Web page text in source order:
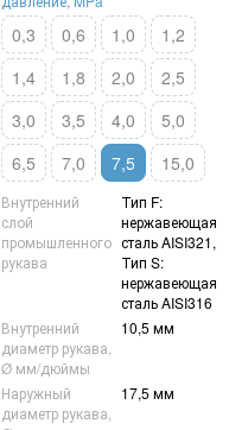
0,3 0,6 1,0
1,2
1,4
1,8 2,0
2,5
3,0
3,5 4,0
5,0
6,5
7,0 7,5 15,0
Внутренний
слой
промышленного
рукава
Тип F:
нержавеющая
сталь AISI321,
Тип S:
нержавеющая
сталь AISI316
Внутренний
диаметр рукава,
Ø мм/дюймы
10,5 мм
Наружный
диаметр рукава,
17,5 мм